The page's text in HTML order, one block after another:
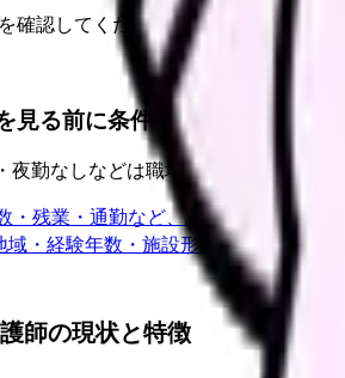
確認してください
見る前に条件で比べましょう。
夜勤なしなどは職場差が大きい領域
・残業・通勤など、譲れない条件で比
域・経験年数・施設形態から、今の給
師の現状と特徴